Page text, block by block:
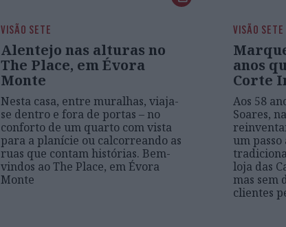
VISÃO SETE
Alentejo nas alturas no
The Place, em Évora
Monte
Nesta casa, entre muralhas, viaja-
se dentro e fora de portas – no
conforto de um quarto com vista
para a planície ou calcorreando as
ruas que contam histórias. Bem-
vindos ao The Place, em Évora
Monte
VISÃO SETE
anos
Corte
Aos 58
Soares,
um
loja das
mas sem
clientes